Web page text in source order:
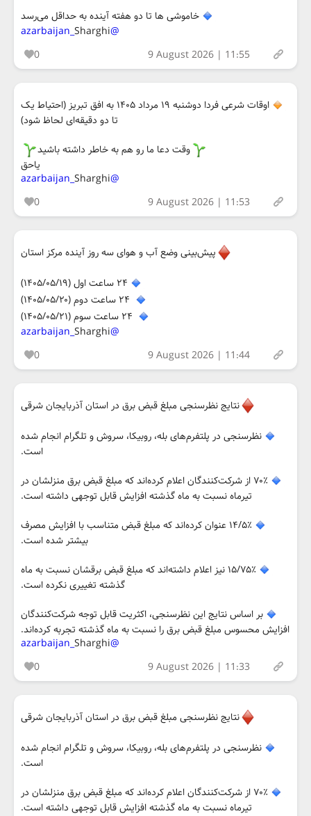
خاموشی ها تا دو هفته آینده به حداقل می‌رسد
@azarbaijan_
Sharghi
0
9 August 2026 | 11:55
اوقات شرعی فردا دوشنبه ۱۹ مرداد ۱۴۰۵ به افق تبریز (احتیاط یک
تا دو دقیقه‌ای لحاظ شود)
وقت دعا ما رو هم به خاطر داشته باشید
یاحق
@azarbaijan_
Sharghi
0
9 August 2026 | 11:53
پیش‌بینی وضع آب و هوای سه روز آینده مرکز استان
۲۴ ساعت اول (۱۴۰۵/۰۵/۱۹)
@azarbaijan_
Sharghi
0
9 August 2026 | 11:44
نتایج نظرسنجی مبلغ قبض برق در استان آذربایجان شرقی
نظرسنجی در پلتفرم‌های بله، روبیکا، سروش و تلگرام انجام شده
است.
۷۰٪ از شرکت‌کنندگان اعلام کرده‌اند که مبلغ قبض برق منزلشان در
تیرماه نسبت به ماه گذشته افزایش قابل توجهی داشته است.
۱۴/۵٪ عنوان کرده‌اند که مبلغ قبض متناسب با افزایش مصرف
بیشتر شده است.
۱۵/۷۵٪ نیز اعلام داشته‌اند که مبلغ قبض برقشان نسبت به ماه
گذشته تغییری نکرده است.
بر اساس نتایج این نظرسنجی، اکثریت قابل توجه شرکت‌کنندگان
افزایش محسوس مبلغ قبض برق را نسبت به ماه گذشته تجربه کرده‌اند.
@azarbaijan_
Sharghi
0
9 August 2026 | 11:33
نتایج نظرسنجی مبلغ قبض برق در استان آذربایجان شرقی
نظرسنجی در پلتفرم‌های بله، روبیکا، سروش و تلگرام انجام شده
است.
۷۰٪ از شرکت‌کنندگان اعلام کرده‌اند که مبلغ قبض برق منزلشان در
تیرماه نسبت به ماه گذشته افزایش قابل توجهی داشته است.